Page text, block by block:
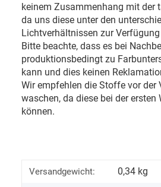
keinem Zusammenhang mit der
da uns diese unter den
Lichtverhältnissen zur
Bitte beachte, dass es bei
produktionsbedingt zu
kann und dies keinen
Wir empfehlen die Stoffe vor der
waschen, da diese bei der ersten
können.
Versandgewicht: 0,34 kg